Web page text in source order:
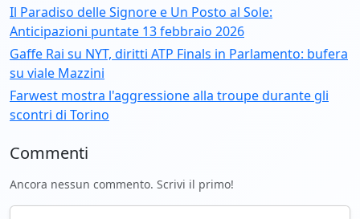
Il Paradiso delle Signore e Un Posto al Sole:
Anticipazioni puntate 13 febbraio 2026
Gaffe Rai su NYT, diritti ATP Finals in Parlamento: bufera
su viale Mazzini
Farwest mostra l'aggressione alla troupe durante gli
scontri di Torino
Commenti
Ancora nessun commento. Scrivi il primo!